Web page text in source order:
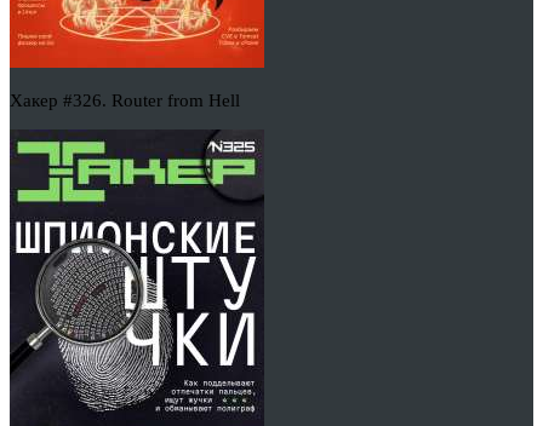
Хакер #326. Router from Hell